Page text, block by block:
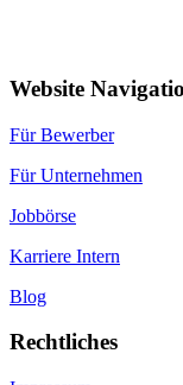
Website
Für Bewerber
Für Unternehmen
Jobbörse
Karriere Intern
Blog
Rechtliches